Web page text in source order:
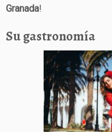
Granada!
Su gastronomía